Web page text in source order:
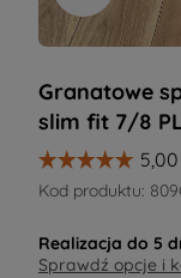
Granatowe
slim fit 7/8
Kod produktu:
Realizacja do 5
Sprawdź opcje i